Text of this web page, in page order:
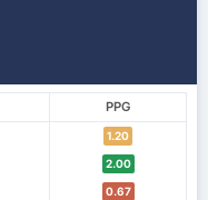
PPG
1.20
2.00
0.67